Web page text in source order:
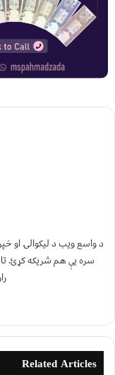
د واسع ویب د لیکوالۍ او
سره یې هم شریکه کړئ.
Related Articles